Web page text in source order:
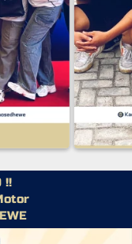
!!